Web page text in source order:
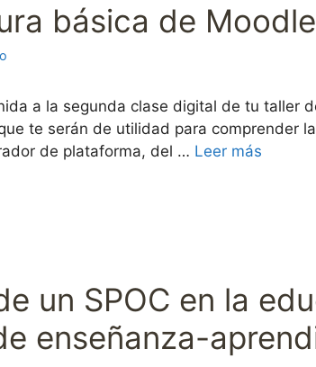
básica de Moodle
a la segunda clase digital de tu taller
te serán de utilidad para comprender
de plataforma, del … Leer más
un SPOC en la
enseñanza-